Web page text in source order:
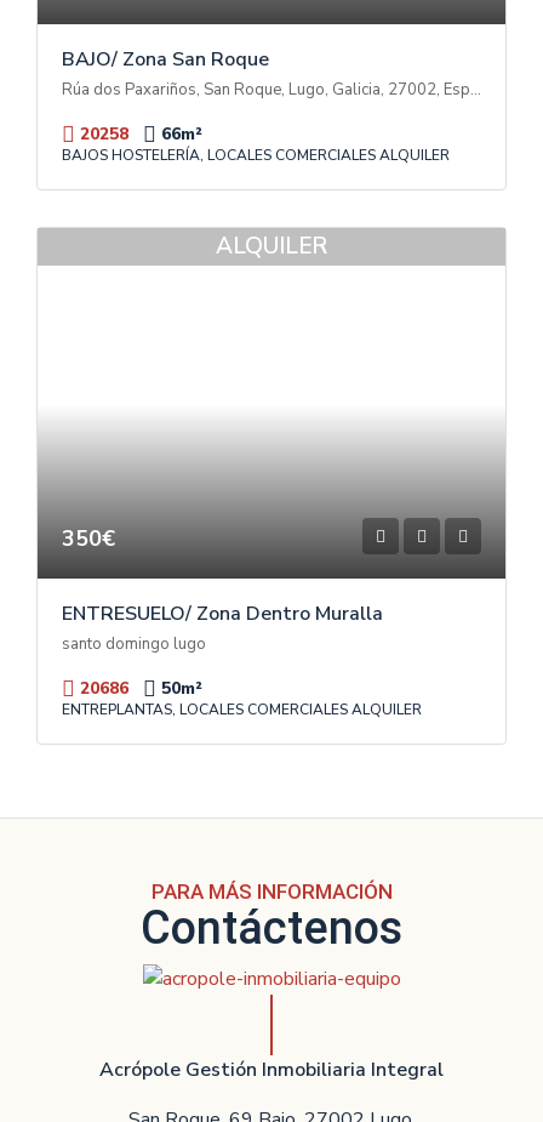
BAJO/ Zona San Roque
Rúa dos Paxariños, San Roque, Lugo, Galicia, 27002, España
20258 66m²
BAJOS HOSTELERÍA, LOCALES COMERCIALES ALQUILER
ALQUILER
350€
ENTRESUELO/ Zona Dentro Muralla
santo domingo lugo
20686 50m²
ENTREPLANTAS, LOCALES COMERCIALES ALQUILER
PARA MÁS INFORMACIÓN
Contáctenos
Acrópole Gestión Inmobiliaria Integral